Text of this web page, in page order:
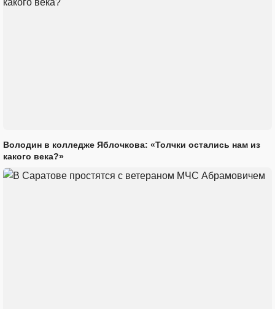
Володин в колледже Яблочкова: «Толчки остались нам из
какого века?»